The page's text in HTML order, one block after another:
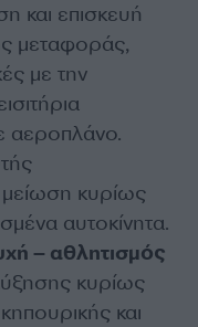
και επισκευή
μεταφοράς,
με την
αεροπλάνο.
μείωση κυρίως
αυτοκίνητα.
– αθλητισμός
κυρίως
και